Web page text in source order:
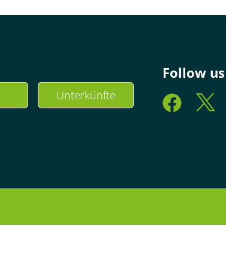
Unterkünfte
Follow us